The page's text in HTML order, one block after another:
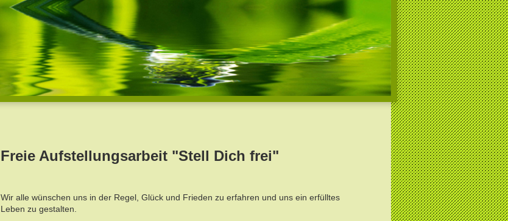
Freie Aufstellungsarbeit "Stell Dich frei"
Wir alle wünschen uns in der Regel, Glück und Frieden zu erfahren und uns ein erfülltes
Leben zu gestalten.